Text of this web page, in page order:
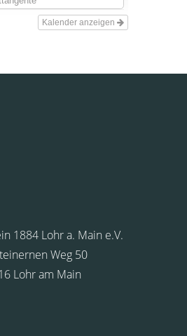
Kalender anzeigen
1884 Lohr a. Main e.V.
Weg 50
Lohr am Main